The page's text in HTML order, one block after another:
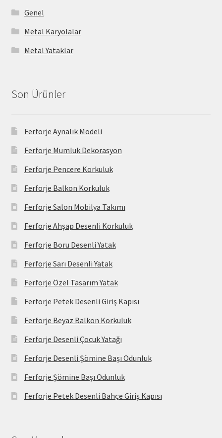
Genel
Metal Karyolalar
Metal Yataklar
Son Ürünler
Ferforje Aynalık Modeli
Ferforje Mumluk Dekorasyon
Ferforje Pencere Korkuluk
Ferforje Balkon Korkuluk
Ferforje Salon Mobilya Takımı
Ferforje Ahşap Desenli Korkuluk
Ferforje Boru Desenli Yatak
Ferforje Sarı Desenli Yatak
Ferforje Özel Tasarım Yatak
Ferforje Petek Desenli Giriş Kapısı
Ferforje Beyaz Balkon Korkuluk
Ferforje Desenli Çocuk Yatağı
Ferforje Desenli Şömine Başı Odunluk
Ferforje Şömine Başı Odunluk
Ferforje Petek Desenli Bahçe Giriş Kapısı